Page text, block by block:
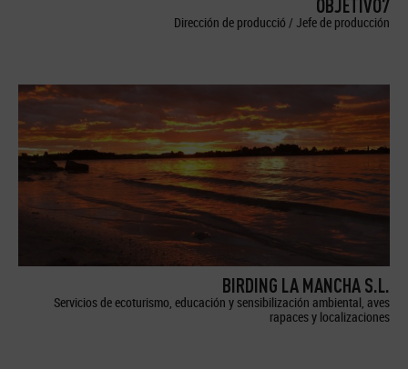
OBJETIVO7
Dirección de producció / Jefe de producción
BIRDING LA MANCHA S.L.
Servicios de ecoturismo, educación y sensibilización ambiental, aves
rapaces y localizaciones